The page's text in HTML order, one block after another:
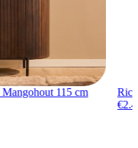
115 cm
€